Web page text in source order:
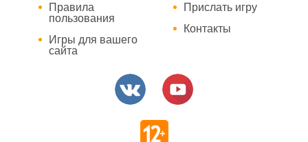
Правила
пользования
Игры для вашего
сайта
Прислать игру
Контакты